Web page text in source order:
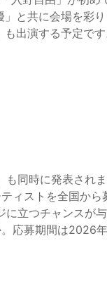
と共に会場を彩
出演する予定で
同時に発表され
ィストを全国から
立つチャンスが
応募期間は2026